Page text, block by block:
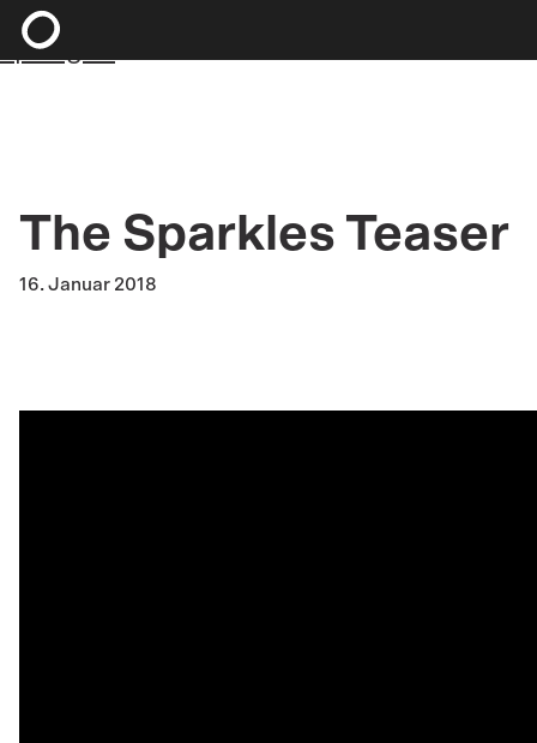
Zum Hauptinhalt springen
springen
The Sparkles Teaser
16. Januar 2018